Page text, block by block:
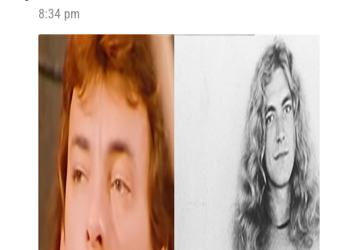
8:34 pm